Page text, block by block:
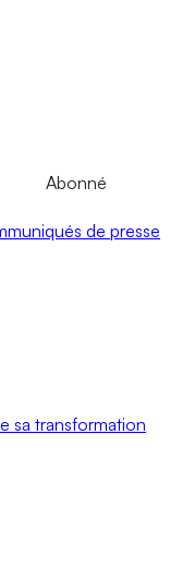
Abonné
de presse
sa transformation